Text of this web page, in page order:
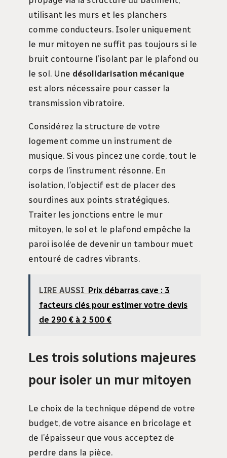
utilisant les murs et les planchers
comme conducteurs. Isoler uniquement
le mur mitoyen ne suffit pas toujours si le
bruit contourne l’isolant par le plafond ou
le sol. Une désolidarisation mécanique
est alors nécessaire pour casser la
transmission vibratoire.
Considérez la structure de votre
logement comme un instrument de
musique. Si vous pincez une corde, tout le
corps de l’instrument résonne. En
isolation, l’objectif est de placer des
sourdines aux points stratégiques.
Traiter les jonctions entre le mur
mitoyen, le sol et le plafond empêche la
paroi isolée de devenir un tambour muet
entouré de cadres vibrants.
LIRE AUSSI
Prix débarras cave : 3
facteurs clés pour estimer votre devis
de 290 € à 2 500 €
Les trois solutions majeures
pour isoler un mur mitoyen
Le choix de la technique dépend de votre
budget, de votre aisance en bricolage et
de l’épaisseur que vous acceptez de
perdre dans la pièce.